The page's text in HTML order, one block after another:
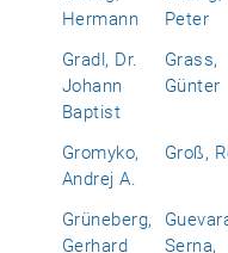
Hermann
Peter
Gradl, Dr.
Johann
Baptist
Grass,
Günter
Gromyko,
Andrej A.
Groß,
Grüneberg,
Gerhard
Serna,